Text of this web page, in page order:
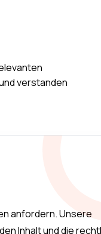
verstanden
anfordern. Unsere
Inhalt und die